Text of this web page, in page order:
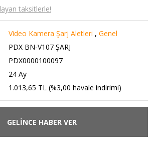
taksitlerle!
Video Kamera Şarj Aletleri ,Genel
PDX BN-V107 ŞARJ
PDX0000100097
24 Ay
1.013,65 TL (%3,00 havale indirimi)
GELİNCE HABER VER